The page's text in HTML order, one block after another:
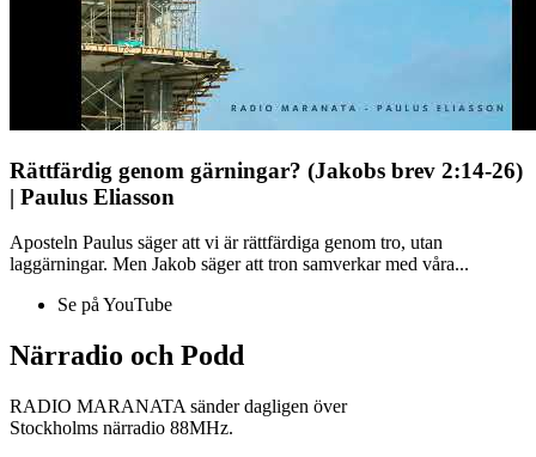
Rättfärdig genom gärningar? (Jakobs brev 2:14-26)
| Paulus Eliasson
Aposteln Paulus säger att vi är rättfärdiga genom tro, utan
laggärningar. Men Jakob säger att tron samverkar med våra...
Se på YouTube
Närradio och Podd
RADIO MARANATA sänder dagligen över
Stockholms närradio 88MHz.